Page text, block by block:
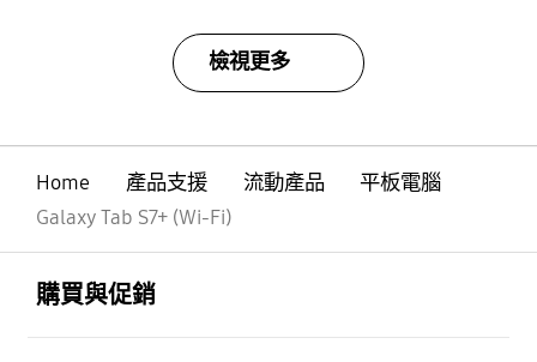
檢視更多
Home 產品支援 流動產品
平板電腦
Galaxy Tab S7+ (Wi-Fi)
購買與促銷